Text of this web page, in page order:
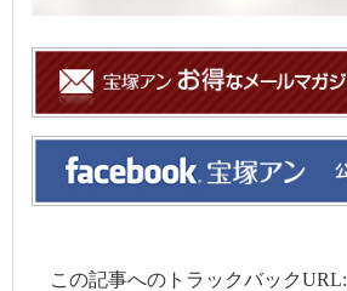
この記事へのトラックバックURL: